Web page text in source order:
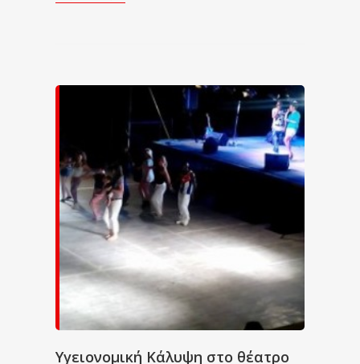
Υγειονομική Κάλυψη στο θέατρο